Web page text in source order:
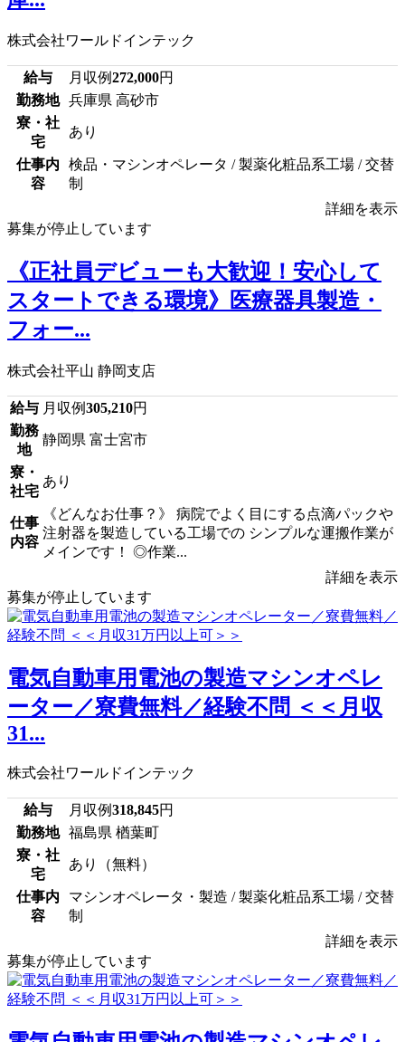
株式会社ワールドインテック
給与 月収例272,000円
勤務地
兵庫県 高砂市
寮・社
宅
あり
仕事内
容
検品・マシンオペレータ / 製薬化粧品系工場 / 交替
制
詳細を表示
募集が停止しています
《正社員デビューも大歓迎！安心して
スタートできる環境》医療器具製造・
フォー...
株式会社平山 静岡支店
給与 月収例305,210円
勤務
地
静岡県 富士宮市
寮・
社宅
あり
仕事
内容
《どんなお仕事？》 病院でよく目にする点滴パックや
注射器を製造している工場での シンプルな運搬作業が
メインです！ ◎作業...
詳細を表示
募集が停止しています
電気自動車用電池の製造マシンオペレ
ーター／寮費無料／経験不問 ＜＜月収
31...
株式会社ワールドインテック
給与 月収例318,845円
勤務地
福島県 楢葉町
寮・社
宅
あり（無料）
仕事内
容
マシンオペレータ・製造 / 製薬化粧品系工場 / 交替
制
詳細を表示
募集が停止しています